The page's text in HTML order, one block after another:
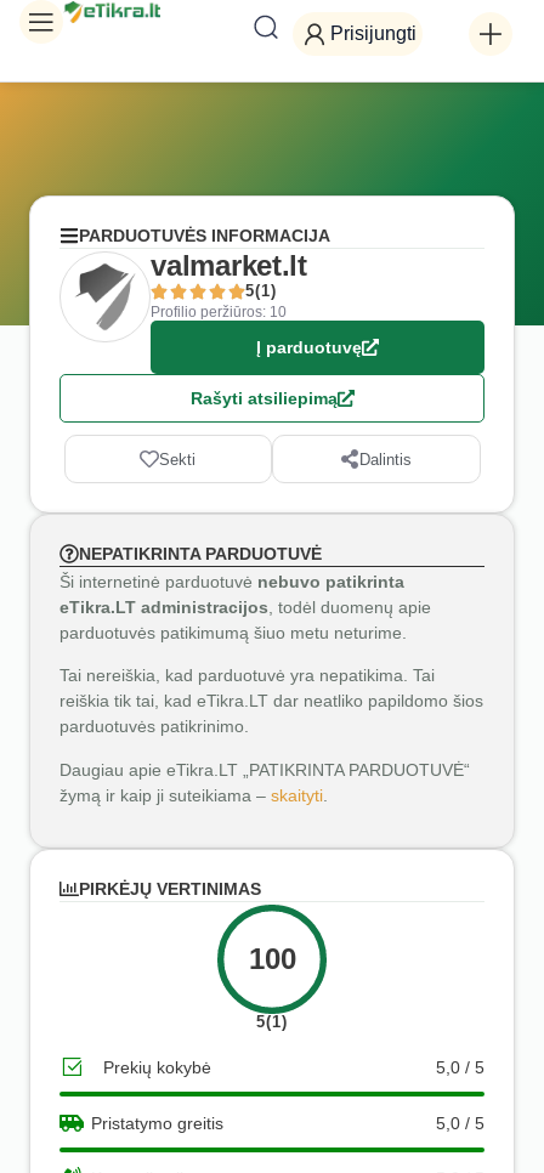
Prisijungti
PARDUOTUVĖS INFORMACIJA
valmarket.lt
5(1)
Profilio peržiūros: 10
Į parduotuvę
Rašyti atsiliepimą
Sekti Dalintis
NEPATIKRINTA PARDUOTUVĖ
Ši internetinė parduotuvė nebuvo patikrinta
eTikra.LT administracijos , todėl duomenų apie
parduotuvės patikimumą šiuo metu neturime.
Tai nereiškia, kad parduotuvė yra nepatikima. Tai
reiškia tik tai, kad eTikra.LT dar neatliko papildomo šios
parduotuvės patikrinimo.
Daugiau apie eTikra.LT „PATIKRINTA PARDUOTUVĖ“
žymą ir kaip ji suteikiama – skaityti
PIRKĖJŲ VERTINIMAS
100
5(1)
Prekių kokybė 5,0 / 5
Pristatymo greitis 5,0 / 5